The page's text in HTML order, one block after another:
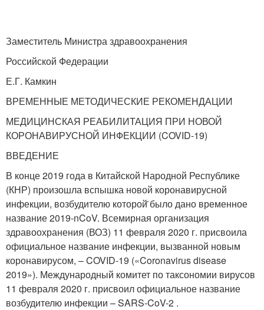
Заместитель Министра здравоохранения
Российской Федерации
Е.Г. Камкин
ВРЕМЕННЫЕ МЕТОДИЧЕСКИЕ РЕКОМЕНДАЦИИ
МЕДИЦИНСКАЯ РЕАБИЛИТАЦИЯ ПРИ НОВОЙ
КОРОНАВИРУСНОЙ ИНФЕКЦИИ (COVID-19)
ВВЕДЕНИЕ
В конце 2019 года в Китайской Народной Республике
(КНР) произошла вспышка новой коронавирусной
инфекции, возбудителю которой̆ было дано временное
название 2019-nCoV. Всемирная организация
здравоохранения (ВОЗ) 11 февраля 2020 г. присвоила
официальное название инфекции, вызванной новым
коронавирусом, – COVID-19 («Coronavirus disease
2019»). Международный комитет по таксономии вирусов
11 февраля 2020 г. присвоил официальное название
возбудителю инфекции – SARS-CoV-2 .